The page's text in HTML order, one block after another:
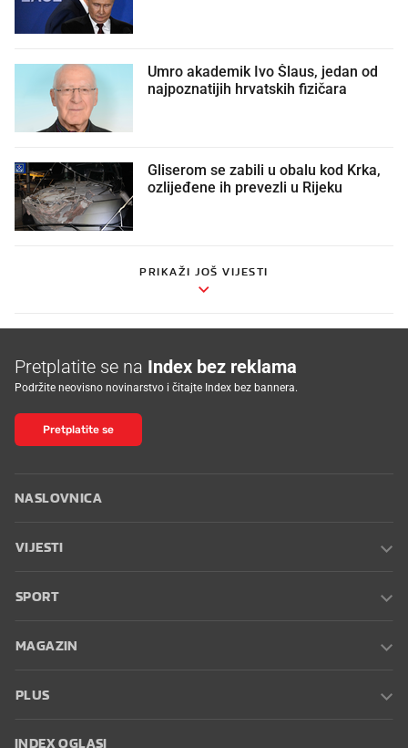
Umro akademik Ivo Šlaus, jedan od
najpoznatijih hrvatskih fizičara
Gliserom se zabili u obalu kod Krka,
ozlijeđene ih prevezli u Rijeku
PRIKAŽI JOŠ VIJESTI
Pretplatite se na Index bez reklama
Podržite neovisno novinarstvo i čitajte Index bez bannera.
Pretplatite se
NASLOVNICA
VIJESTI
SPORT
MAGAZIN
PLUS
INDEX OGLASI